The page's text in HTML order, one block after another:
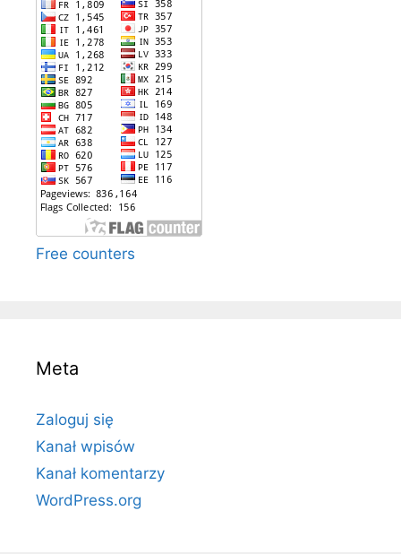
Free counters
Meta
Zaloguj się
Kanał wpisów
Kanał komentarzy
WordPress.org